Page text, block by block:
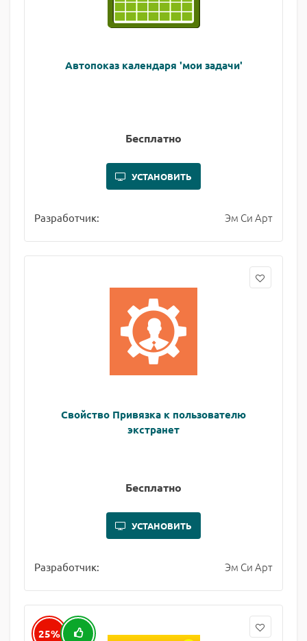
Автопоказ календаря 'мои задачи'
Бесплатно
УСТАНОВИТЬ
Разработчик: Эм Си Арт
Свойство Привязка к пользователю
экстранет
Бесплатно
УСТАНОВИТЬ
Разработчик: Эм Си Арт
25%